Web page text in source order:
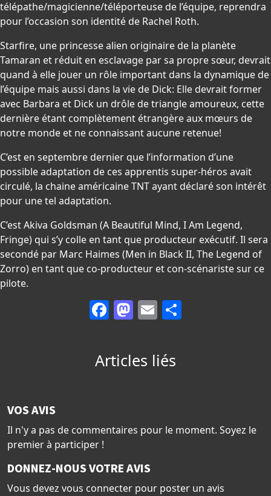
télépathe/magicienne/téléporteuse de l’équipe, reprendra
pour l’occasion son identité de Rachel Roth.
Starfire, une princesse alien originaire de la planète
Tamaran et réduit en esclavage par sa propre sœur, devrait
quand à elle jouer un rôle important dans la dynamique de
l’équipe mais aussi dans la vie de Dick: Elle devrait former
avec Barbara et Dick un drôle de triangle amoureux, cette
dernière étant complètement étrangère aux mœurs de
notre monde et ne connaissant aucune retenue!
C’est en septembre dernier que l’information d’une
possible adaptation de ces apprentis super-héros avait
circulé, la chaine américaine TNT ayant déclaré son intérêt
pour une tel adaptation.
C’est Akiva Goldsman (A Beautiful Mind, I Am Legend,
Fringe) qui s’y colle en tant que producteur exécutif. Il sera
secondé par Marc Haimes (Men in Black II, The Legend of
Zorro) en tant que co-producteur et con-scénariste sur ce
pilote.
Facebook
Mastodon
Email
Articles liés
VOS AVIS
Il n'y a pas de commentaires pour le moment. Soyez le
premier à participer !
DONNEZ-NOUS VOTRE AVIS
Vous devez vous connecter pour poster un avis